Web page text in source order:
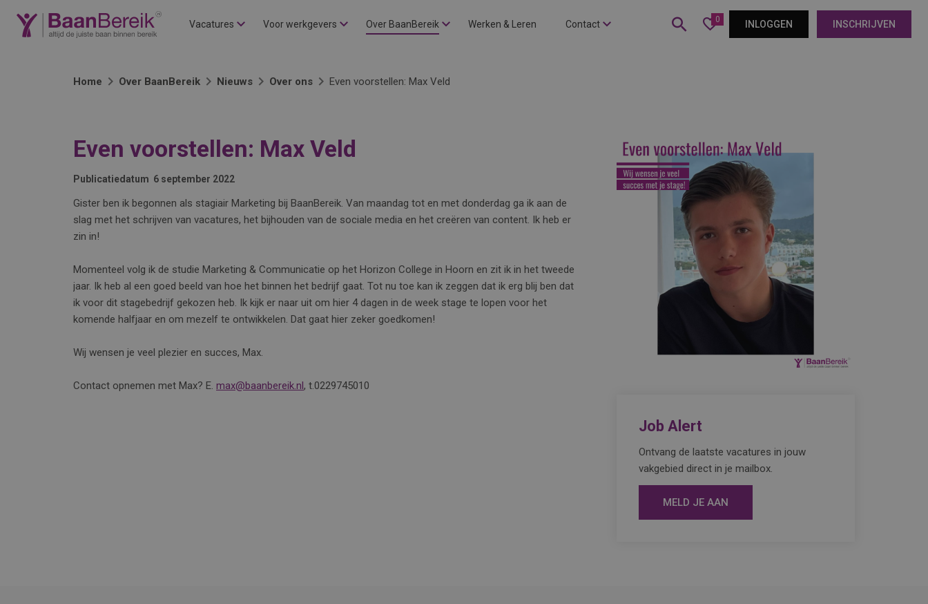
Vacatures Voor werkgevers Over BaanBereik Werken & Leren Contact 0 INLOGGEN INSCHRIJVEN
Home Over BaanBereik Nieuws Over ons Even voorstellen: Max Veld
Even voorstellen: Max Veld
Publicatiedatum 6 september 2022
Gister ben ik begonnen als stagiair Marketing bij BaanBereik. Van maandag tot en met donderdag ga ik aan de
slag met het schrijven van vacatures, het bijhouden van de sociale media en het creëren van content. Ik heb er
zin in!
Momenteel volg ik de studie Marketing & Communicatie op het Horizon College in Hoorn en zit ik in het tweede
jaar. Ik heb al een goed beeld van hoe het binnen het bedrijf gaat. Tot nu toe kan ik zeggen dat ik erg blij ben dat
ik voor dit stagebedrijf gekozen heb. Ik kijk er naar uit om hier 4 dagen in de week stage te lopen voor het
komende halfjaar en om mezelf te ontwikkelen. Dat gaat hier zeker goedkomen!
Wij wensen je veel plezier en succes, Max.
Contact opnemen met Max? E. max@baanbereik.nl, t.0229745010
Job Alert
Ontvang de laatste vacatures in jouw
vakgebied direct in je mailbox.
MELD JE AAN